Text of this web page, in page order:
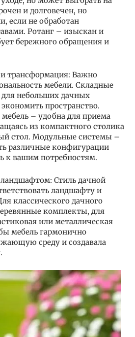
и долговечен, но
если не обработан
Ротанг – изыскан и
бережного обращения и
трансформация: Важно
мебели. Складные
небольших дачных
пространство.
– удобна для приема
из компактного столика
стол. Модульные системы –
различные конфигурации
к вашим потребностям.
Стиль дачной
ландшафту и
классического дачного
комплекты, для
или металлическая
мебель гармонично
среду и создавала